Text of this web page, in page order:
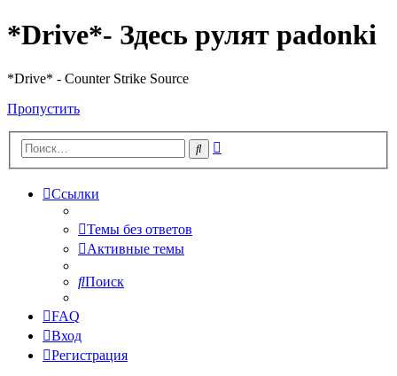
*Drive*- Здесь рулят padonki
*Drive* - Counter Strike Source
Пропустить
Поиск
Ссылки
Темы без ответов
Активные темы
Поиск
FAQ
Вход
Регистрация